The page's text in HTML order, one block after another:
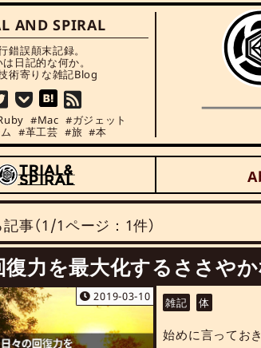
AND SPIRAL
錯誤顛末記録。
日記的な何か。
術寄りな雑記Blog
Mac
ガジェット
革工芸 旅 本
記事（1/1ページ：1件）
復力を最大化するささや
2019-03-10 雑記 体
始めに言ってお